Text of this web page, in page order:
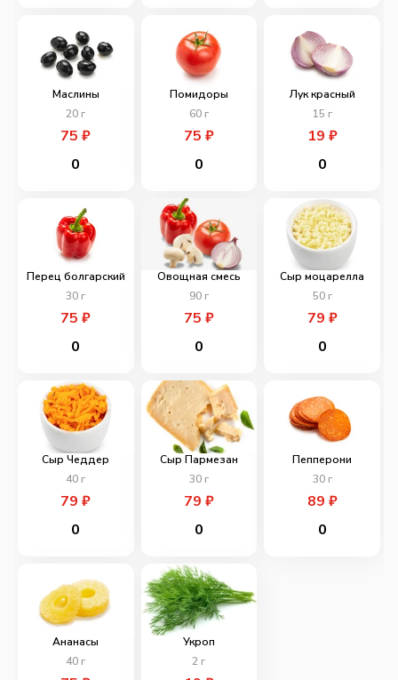
Маслины
20 г
75₽
0
Помидоры
60г
75 ₽
0
Лук красный
15 г
19 ₽
0
Перец болгарский
30 г
75₽
0
Овощная смесь
90г
75 ₽
0
Сыр моцарелла
50г
79 ₽
0
Сыр Чеддер
40 г
79₽
0
Сыр Пармезан
30г
79 ₽
0
Пепперони
30г
89 ₽
0
Ананасы
40 г
Укроп
2 г